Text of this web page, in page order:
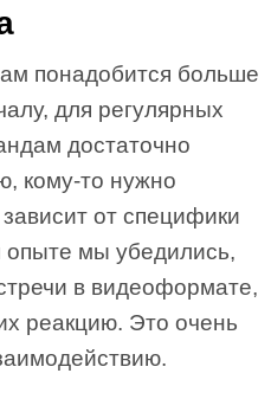
понадобится больше
для регулярных
достаточно
кому-то нужно
от специфики
опыте мы убедились,
в видеоформате,
реакцию. Это очень